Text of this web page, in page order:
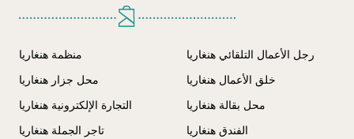
منظمة هنغاريا
رجل الأعمال التلقائي هنغاريا
محل جزار هنغاريا
خلق الأعمال هنغاريا
التجارة الإلكترونية هنغاريا
محل بقالة هنغاريا
تاجر الجملة هنغاريا
الفندق هنغاريا